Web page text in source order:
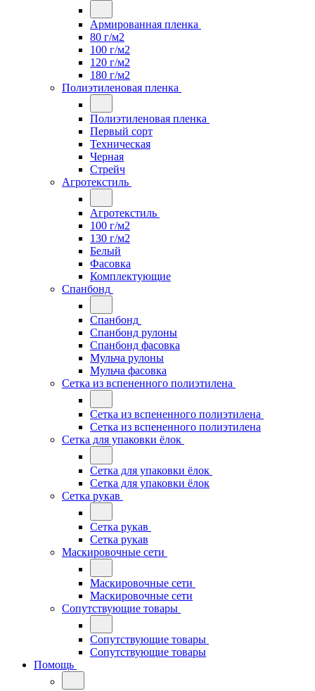
Армированная пленка
80 г/м2
100 г/м2
120 г/м2
180 г/м2
Полиэтиленовая пленка
Полиэтиленовая пленка
Первый сорт
Техническая
Черная
Стрейч
Агротекстиль
Агротекстиль
100 г/м2
130 г/м2
Белый
Фасовка
Комплектующие
Спанбонд
Спанбонд
Спанбонд рулоны
Спанбонд фасовка
Мульча рулоны
Мульча фасовка
Сетка из вспененного полиэтилена
Сетка из вспененного полиэтилена
Сетка из вспененного полиэтилена
Сетка для упаковки ёлок
Сетка для упаковки ёлок
Сетка для упаковки ёлок
Сетка рукав
Сетка рукав
Сетка рукав
Маскировочные сети
Маскировочные сети
Маскировочные сети
Сопутствующие товары
Сопутствующие товары
Сопутствующие товары
Помощь